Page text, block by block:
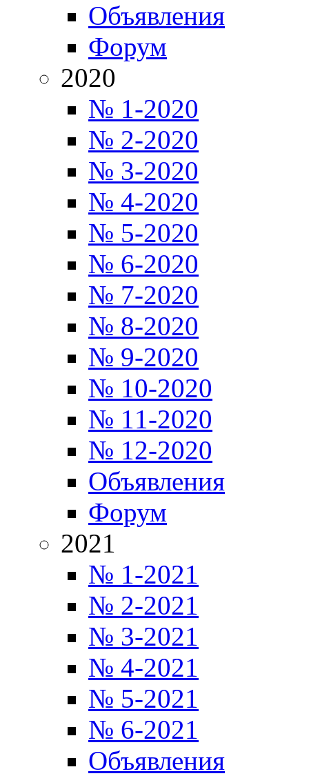
Объявления
Форум
2020
№ 1-2020
№ 2-2020
№ 3-2020
№ 4-2020
№ 5-2020
№ 6-2020
№ 7-2020
№ 8-2020
№ 9-2020
№ 10-2020
№ 11-2020
№ 12-2020
Объявления
Форум
2021
№ 1-2021
№ 2-2021
№ 3-2021
№ 4-2021
№ 5-2021
№ 6-2021
Объявления